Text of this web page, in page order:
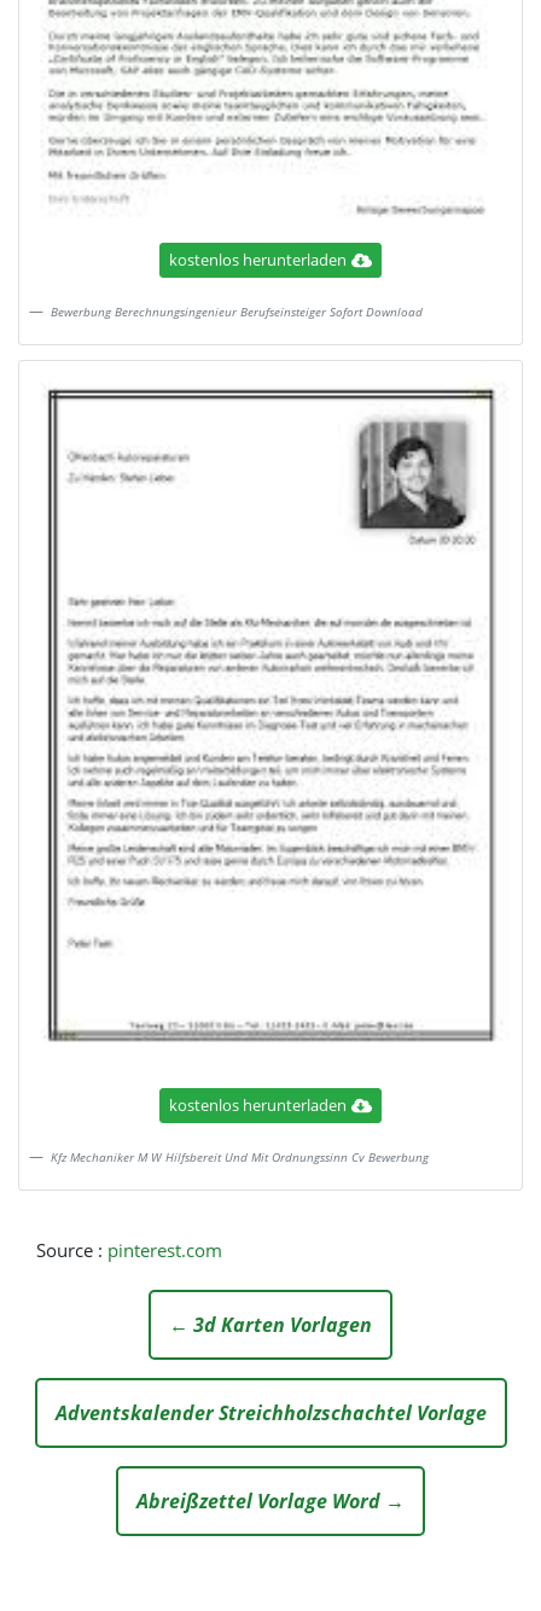
kostenlos herunterladen
Bewerbung Berechnungsingenieur Berufseinsteiger Sofort Download
kostenlos herunterladen
Kfz Mechaniker M W Hilfsbereit Und Mit Ordnungssinn Cv Bewerbung
Source : pinterest.com
← 3d Karten Vorlagen
Adventskalender Streichholzschachtel Vorlage
Abreißzettel Vorlage Word →